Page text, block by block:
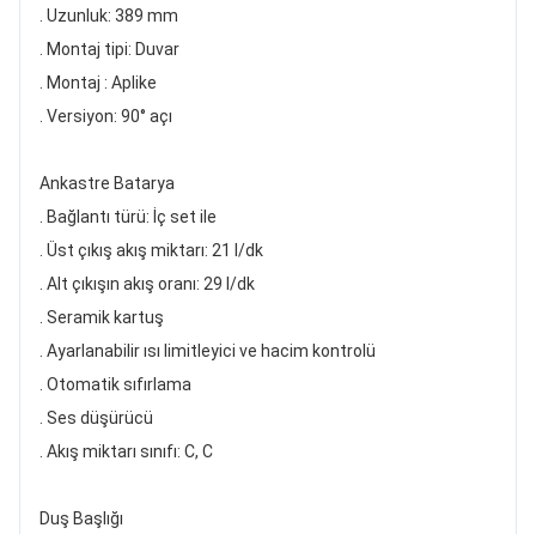
. Uzunluk: 389 mm
. Montaj tipi: Duvar
. Montaj : Aplike
. Versiyon: 90° açı
Ankastre Batarya
. Bağlantı türü: İç set ile
. Üst çıkış akış miktarı: 21 l/dk
. Alt çıkışın akış oranı: 29 l/dk
. Seramik kartuş
. Ayarlanabilir ısı limitleyici ve hacim kontrolü
. Otomatik sıfırlama
. Ses düşürücü
. Akış miktarı sınıfı: C, C
Duş Başlığı